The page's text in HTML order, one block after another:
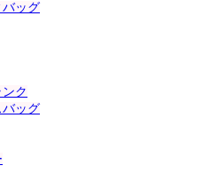
バッグ
ク
バッグ